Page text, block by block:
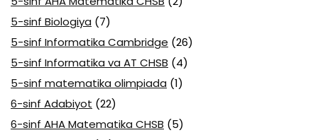
5-sinf Biologiya (7)
5-sinf Informatika Cambridge (26)
5-sinf Informatika va AT CHSB (4)
5-sinf matematika olimpiada (1)
6-sinf Adabiyot (22)
6-sinf AHA Matematika CHSB (5)